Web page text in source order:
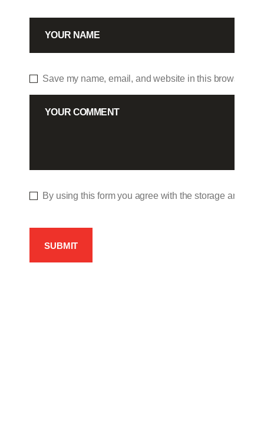
Save my name, email, and website in this browser for
By using this form you agree with the storage and